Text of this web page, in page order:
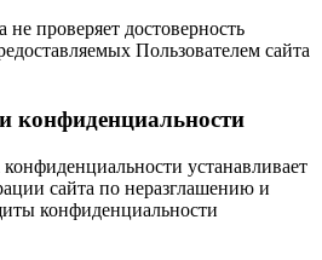
проверяет достоверность
Пользователем сайта
конфиденциальности
устанавливает
сайта по неразглашению и
конфиденциальности